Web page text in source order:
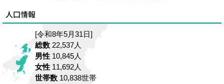
[令和8年5月31日]
総数 22,537人
男性 10,845人
女性 11,692人
世帯数 10,838世帯